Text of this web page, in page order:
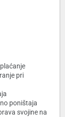
pri
poništaja
svojine na